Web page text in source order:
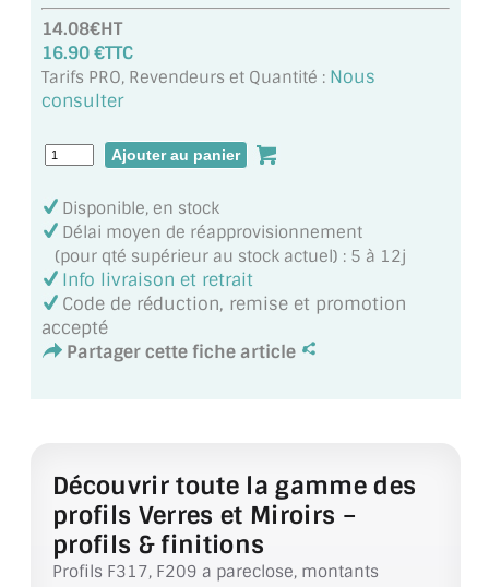
MIROIR POUR PORTE
MIROIR DE SALLE DE BAIN
MIROIR PAROI DE DOUCHE
MIROIR POUR SALLE DE SPORT
MIROIR POUR SALLE DE DANSE
MIROIR ENCADRÉ
MIROIR TV
VERRE TREMPÉ (SÉCURIT)
PAROI DE DOUCHE
14.08€HT
16.90 €TTC
Tarifs PRO, Revendeurs et Quantité : Nous
consulter
Disponible, en stock
Délai moyen de réapprovisionnement
(pour qté supérieur au stock actuel) : 5 à 12j
Info livraison et retrait
Code de réduction, remise et promotion
accepté
Partager cette fiche article
Découvrir toute la gamme des
profils Verres et Miroirs –
profils & finitions
Profils F317, F209 a pareclose, montants